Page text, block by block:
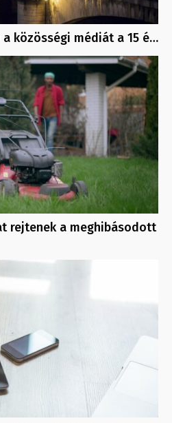
közösségi médiát a 15 é…
rejtenek a meghibásodott